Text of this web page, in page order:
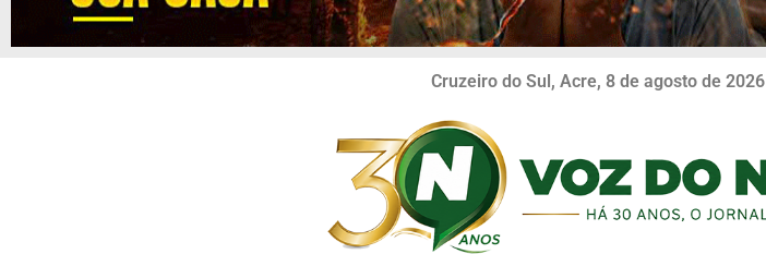
Cruzeiro do Sul, Acre, 8 de agosto de